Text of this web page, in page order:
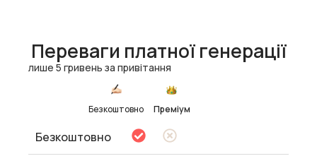
Переваги платної генерації
лише 5 гривень за привітання
Безкоштовно Преміум
Безкоштовно